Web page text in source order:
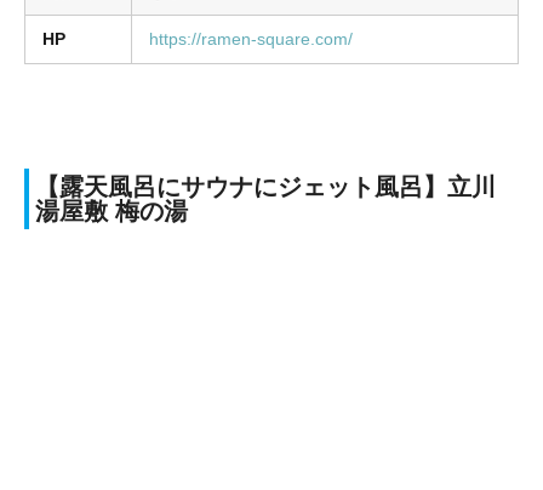
HP https://ramen-square.com/
【露天風呂にサウナにジェット風呂】立川
湯屋敷 梅の湯